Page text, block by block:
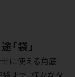
「袋」
に使える角底